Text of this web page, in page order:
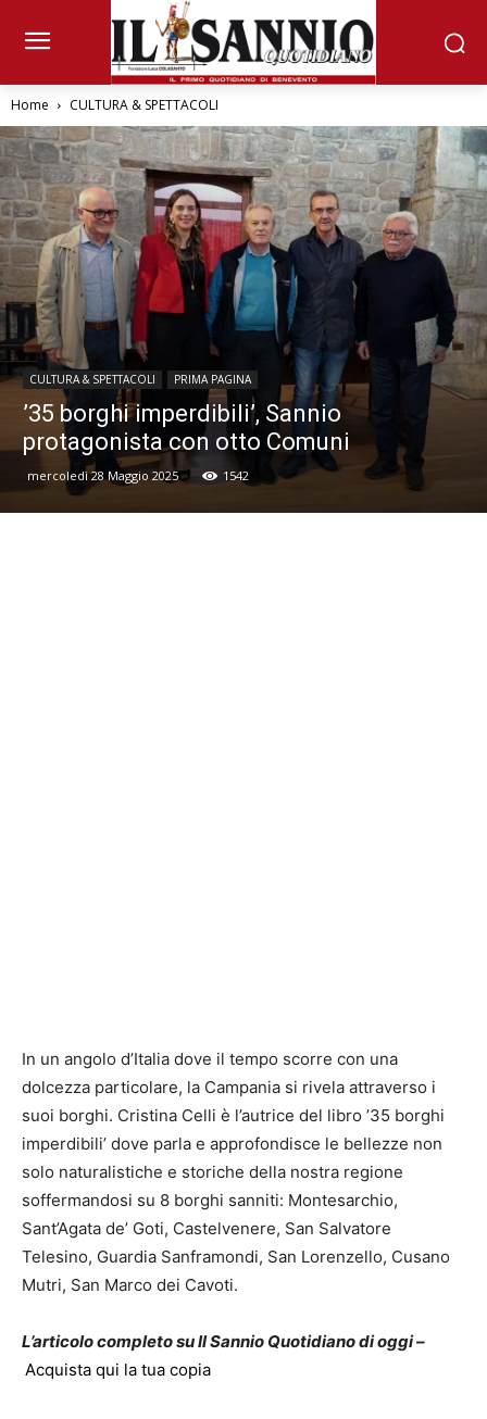
Home CULTURA & SPETTACOLI
CULTURA & SPETTACOLI PRIMA PAGINA
’35 borghi imperdibili’, Sannio
protagonista con otto Comuni
mercoledì 28 Maggio 2025 1542
In un angolo d’Italia dove il tempo scorre con una
dolcezza particolare, la Campania si rivela attraverso i
suoi borghi. Cristina Celli è l’autrice del libro ’35 borghi
imperdibili’ dove parla e approfondisce le bellezze non
solo naturalistiche e storiche della nostra regione
soffermandosi su 8 borghi sanniti: Montesarchio,
Sant’Agata de’ Goti, Castelvenere, San Salvatore
Telesino, Guardia Sanframondi, San Lorenzello, Cusano
Mutri, San Marco dei Cavoti.
L’articolo completo su Il Sannio Quotidiano di oggi –
Acquista qui la tua copia